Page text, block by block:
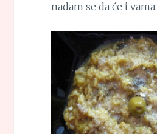
nadam se da će i vama.